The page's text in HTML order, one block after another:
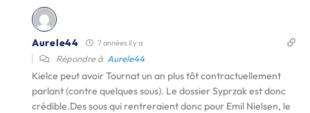
Aurele44 7 années il y a
Répondre à Aurele44
Kielce peut avoir Tournat un an plus tôt contractuellement
parlant (contre quelques sous). Le dossier Syprzak est donc
crédible.Des sous qui rentreraient donc pour Emil Nielsen, le